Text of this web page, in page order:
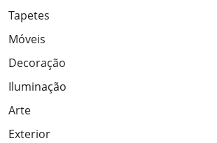
Tapetes
Móveis
Decoração
Iluminação
Arte
Exterior